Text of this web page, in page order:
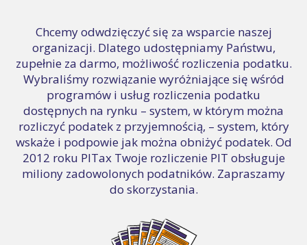
Chcemy odwdzięczyć się za wsparcie naszej
organizacji. Dlatego udostępniamy Państwu,
zupełnie za darmo, możliwość rozliczenia podatku.
Wybraliśmy rozwiązanie wyróżniające się wśród
programów i usług rozliczenia podatku
dostępnych na rynku – system, w którym można
rozliczyć podatek z przyjemnością, – system, który
wskaże i podpowie jak można obniżyć podatek. Od
2012 roku PITax Twoje rozliczenie PIT obsługuje
miliony zadowolonych podatników. Zapraszamy
do skorzystania.